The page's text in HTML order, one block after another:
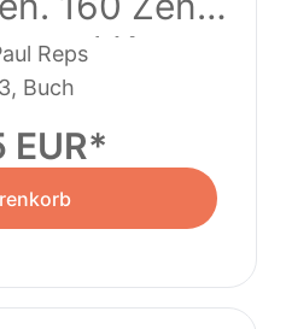
und Koans
Reps
Buch
EUR